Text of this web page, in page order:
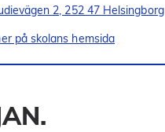
2, 252 47 Helsingborg
på skolans hemsida